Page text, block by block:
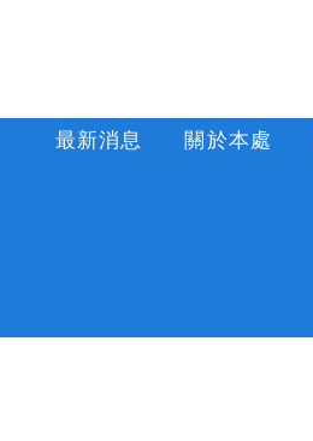
最新消息 關於本處